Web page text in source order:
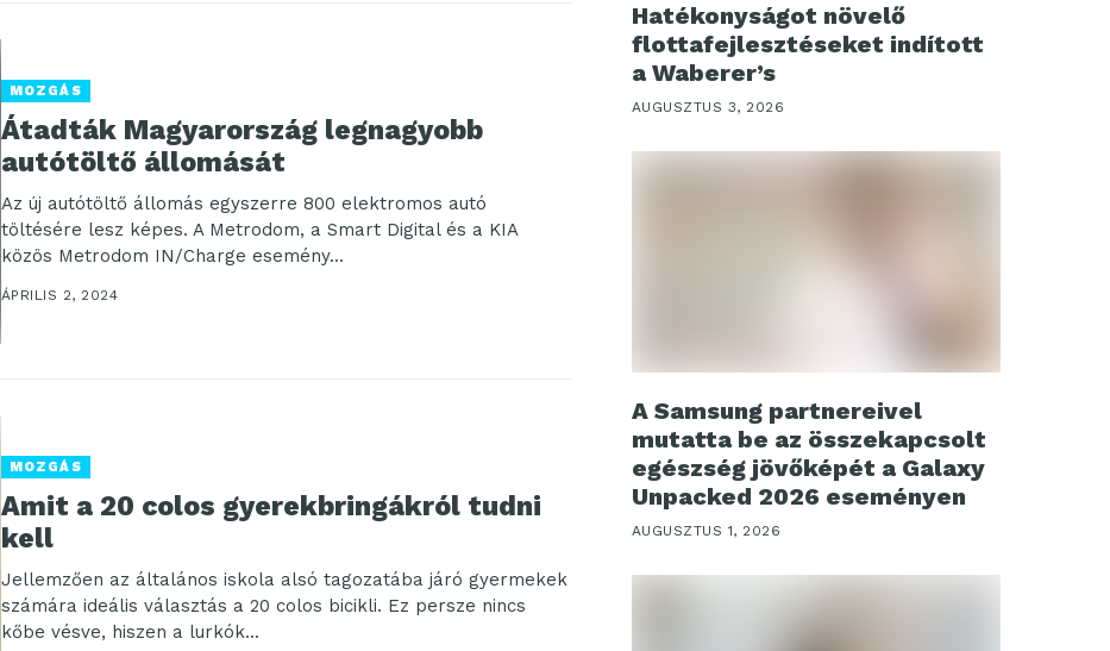
MOZGÁS
Átadták Magyarország legnagyobb
autótöltő állomását
Az új autótöltő állomás egyszerre 800 elektromos autó
töltésére lesz képes. A Metrodom, a Smart Digital és a KIA
közös Metrodom IN/Charge esemény...
ÁPRILIS 2, 2024
MOZGÁS
Amit a 20 colos gyerekbringákról tudni
kell
Jellemzően az általános iskola alsó tagozatába járó gyermekek
számára ideális választás a 20 colos bicikli. Ez persze nincs
kőbe vésve, hiszen a lurkók...
Hatékonyságot növelő
flottafejlesztéseket indított
a Waberer’s
AUGUSZTUS 3, 2026
A Samsung partnereivel
mutatta be az összekapcsolt
egészség jövőképét a Galaxy
Unpacked 2026 eseményen
AUGUSZTUS 1, 2026